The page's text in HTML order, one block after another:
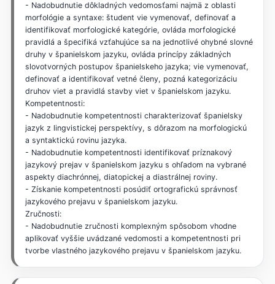
- Nadobudnutie dôkladných vedomosťami najmä z oblasti
morfológie a syntaxe: študent vie vymenovať, definovať a
identifikovať morfologické kategórie, ovláda morfologické
pravidlá a špecifiká vzťahujúce sa na jednotlivé ohybné slovné
druhy v španielskom jazyku, ovláda princípy základných
slovotvorných postupov španielskeho jazyka; vie vymenovať,
definovať a identifikovať vetné členy, pozná kategorizáciu
druhov viet a pravidlá stavby viet v španielskom jazyku.
Kompetentnosti:
- Nadobudnutie kompetentnosti charakterizovať španielsky
jazyk z lingvistickej perspektívy, s dôrazom na morfologickú
a syntaktickú rovinu jazyka.
- Nadobudnutie kompetentnosti identifikovať príznakový
jazykový prejav v španielskom jazyku s ohľadom na vybrané
aspekty diachrónnej, diatopickej a diastrálnej roviny.
- Získanie kompetentnosti posúdiť ortografickú správnosť
jazykového prejavu v španielskom jazyku.
Zručnosti:
- Nadobudnutie zručnosti komplexným spôsobom vhodne
aplikovať vyššie uvádzané vedomosti a kompetentnosti pri
tvorbe vlastného jazykového prejavu v španielskom jazyku.